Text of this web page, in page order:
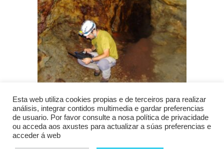
Esta web utiliza cookies propias e de terceiros para realizar
análisis, integrar contidos multimedia e gardar preferencias
de usuario. Por favor consulte a nosa política de privacidade
ou acceda aos axustes para actualizar a súas preferencias e
acceder á web